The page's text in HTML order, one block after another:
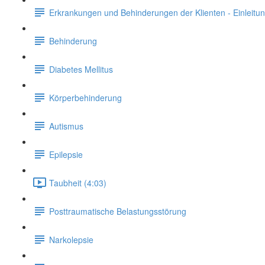
Erkrankungen und Behinderungen der Klienten -
Behinderung
Diabetes Mellitus
Körperbehinderung
Autismus
Epilepsie
Taubheit (4:03)
Posttraumatische Belastungsstörung
Narkolepsie